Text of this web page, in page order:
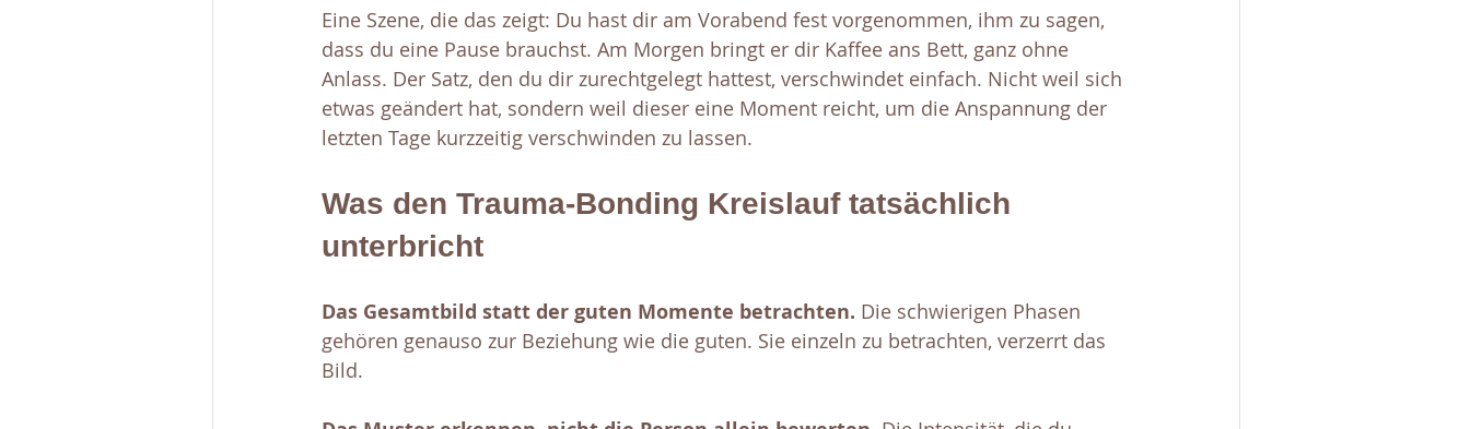
Eine Szene, die das zeigt: Du hast dir am Vorabend fest vorgenommen, ihm zu sagen,
dass du eine Pause brauchst. Am Morgen bringt er dir Kaffee ans Bett, ganz ohne
Anlass. Der Satz, den du dir zurechtgelegt hattest, verschwindet einfach. Nicht weil sich
etwas geändert hat, sondern weil dieser eine Moment reicht, um die Anspannung der
letzten Tage kurzzeitig verschwinden zu lassen.
Was den Trauma-Bonding Kreislauf tatsächlich
unterbricht
Das Gesamtbild statt der guten Momente betrachten. Die schwierigen Phasen
gehören genauso zur Beziehung wie die guten. Sie einzeln zu betrachten, verzerrt das
Bild.